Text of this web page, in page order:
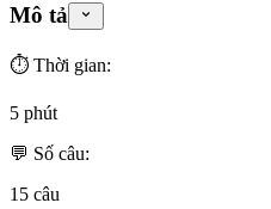
Mô tả
⏱️ Thời gian:
5 phút
💬 Số câu:
15 câu